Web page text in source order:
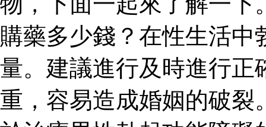
購藥多少錢？在性生活
量。建議進行及時進行正
重，容易造成婚姻的破裂